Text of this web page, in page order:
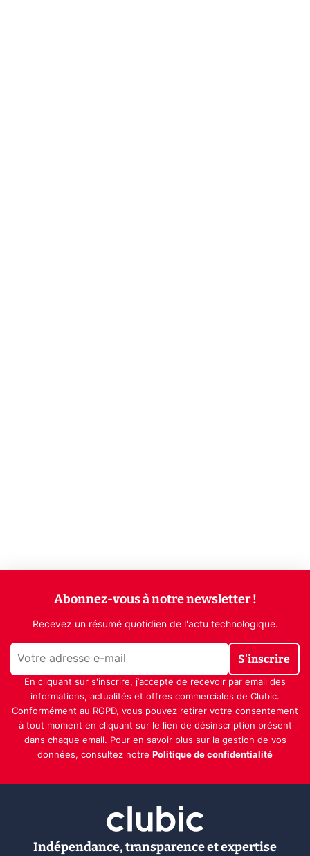
Abonnez-vous à notre newsletter !
Recevez un résumé quotidien de l'actu technologique.
S'inscrire
En cliquant sur s'inscrire, j’accepte de recevoir par email des
informations, actualités et offres commerciales de Clubic.
Conformément au RGPD, vous pouvez retirer votre consentement
à tout moment en cliquant sur le lien de désinscription présent
dans chaque email. Pour en savoir plus sur la gestion de vos
données, consultez notre Politique de confidentialité
Indépendance, transparence et expertise